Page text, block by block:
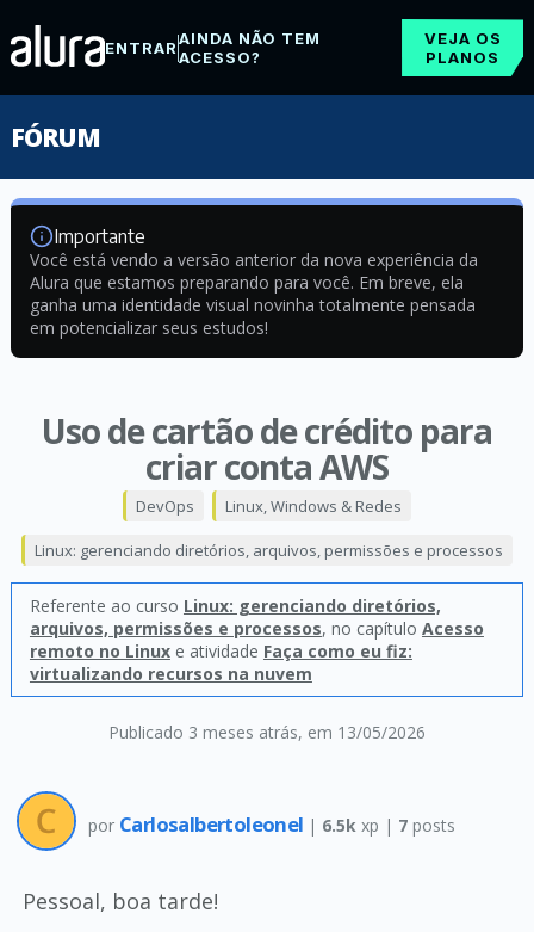
ENTRARAINDA NÃO TEM
ACESSO?
VEJA OS
PLANOS
FÓRUM
Importante
Você está vendo a versão anterior da nova experiência da
Alura que estamos preparando para você. Em breve, ela
ganha uma identidade visual novinha totalmente pensada
em potencializar seus estudos!
Uso de cartão de crédito para
criar conta AWS
Publicado 3 meses atrás, em 13/05/2026
DevOps Linux, Windows & Redes
Linux: gerenciando diretórios, arquivos, permissões e processos
Referente ao curso Linux: gerenciando diretórios,
arquivos, permissões e processos, no capítulo Acesso
remoto no Linuxe atividade Faça como eu fiz:
virtualizando recursos na nuvem
por Carlosalbertoleonel | 6.5k xp | 7posts
Pessoal, boa tarde!